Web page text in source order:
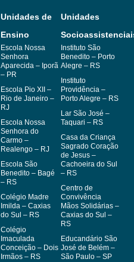
Unidades de
Ensino
Escola Nossa
Senhora
Aparecida – Iporã
– PR
Escola Pio XII –
Rio de Janeiro –
RJ
Escola Nossa
Senhora do
Carmo –
Realengo – RJ
Escola São
Benedito – Bagé
– RS
Colégio Madre
Imilda – Caxias
do Sul – RS
Colégio
Imaculada
Conceição – Dois
Irmãos – RS
Unidades
Instituto São
Benedito – Porto
Alegre – RS
Instituto
Providência –
Porto Alegre – RS
Lar São José –
Taquari – RS
Casa da Criança
Sagrado Coração
de Jesus –
Cachoeira do Sul
– RS
Centro de
Convivência
Mãos Solidárias –
Caxias do Sul –
RS
Educandário São
José de Belém –
São Paulo – SP